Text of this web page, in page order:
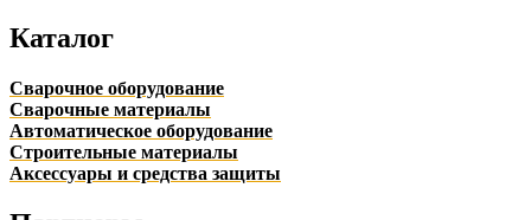
Каталог
Сварочное оборудование
Сварочные материалы
Автоматическое оборудование
Строительные материалы
Аксессуары и средства защиты